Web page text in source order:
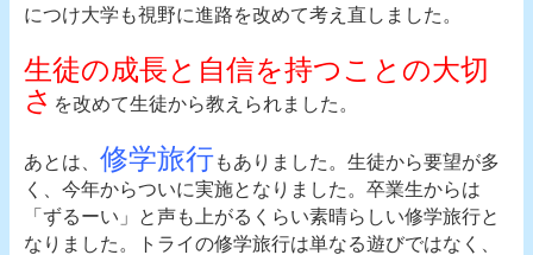
につけ大学も視野に進路を改めて考え直しました。
生徒の成長と自信を持つことの大切
さ を改めて生徒から教えられました。
あとは、 修学旅行もありました。生徒から要望が多
く、今年からついに実施となりました。卒業生からは
「ずるーい」と声も上がるくらい素晴らしい修学旅行と
なりました。トライの修学旅行は単なる遊びではなく、